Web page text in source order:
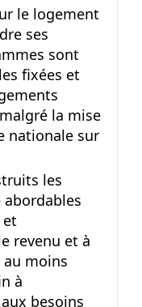
le logement
ses
sont
fixées et
la mise
nationale sur
les
et
revenu et à
moins
à
besoins